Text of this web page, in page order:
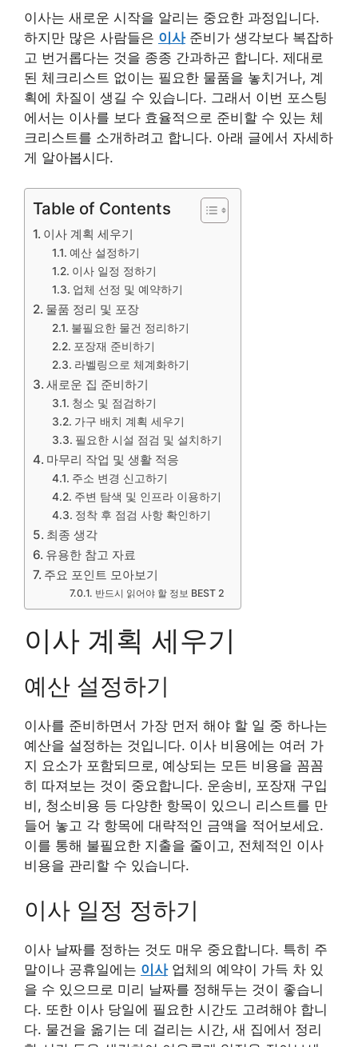
이사는 새로운 시작을 알리는 중요한 과정입니다.
하지만 많은 사람들은 이사준비가 생각보다 복잡하
고 번거롭다는 것을 종종 간과하곤 합니다. 제대로
된 체크리스트 없이는 필요한 물품을 놓치거나, 계
획에 차질이 생길 수 있습니다. 그래서 이번 포스팅
에서는 이사를 보다 효율적으로 준비할 수 있는 체
크리스트를 소개하려고 합니다. 아래 글에서 자세하
게 알아봅시다.
Table of Contents
이사 계획 세우기
예산 설정하기
이사 일정 정하기
업체 선정 및 예약하기
물품 정리 및 포장
불필요한 물건 정리하기
포장재 준비하기
라벨링으로 체계화하기
새로운 집 준비하기
청소 및 점검하기
가구 배치 계획 세우기
필요한 시설 점검 및 설치하기
마무리 작업 및 생활 적응
주소 변경 신고하기
주변 탐색 및 인프라 이용하기
정착 후 점검 사항 확인하기
최종 생각
유용한 참고 자료
주요 포인트 모아보기
반드시 읽어야 할 정보 BEST 2
이사 계획 세우기
예산 설정하기
이사를 준비하면서 가장 먼저 해야 할 일 중 하나는
예산을 설정하는 것입니다. 이사 비용에는 여러 가
지 요소가 포함되므로, 예상되는 모든 비용을 꼼꼼
히 따져보는 것이 중요합니다. 운송비, 포장재 구입
비, 청소비용 등 다양한 항목이 있으니 리스트를 만
들어 놓고 각 항목에 대략적인 금액을 적어보세요.
이를 통해 불필요한 지출을 줄이고, 전체적인 이사
비용을 관리할 수 있습니다.
이사 일정 정하기
이사 날짜를 정하는 것도 매우 중요합니다. 특히 주
말이나 공휴일에는 이사업체의 예약이 가득 차 있
을 수 있으므로 미리 날짜를 정해두는 것이 좋습니
다. 또한 이사 당일에 필요한 시간도 고려해야 합니
다. 물건을 옮기는 데 걸리는 시간, 새 집에서 정리